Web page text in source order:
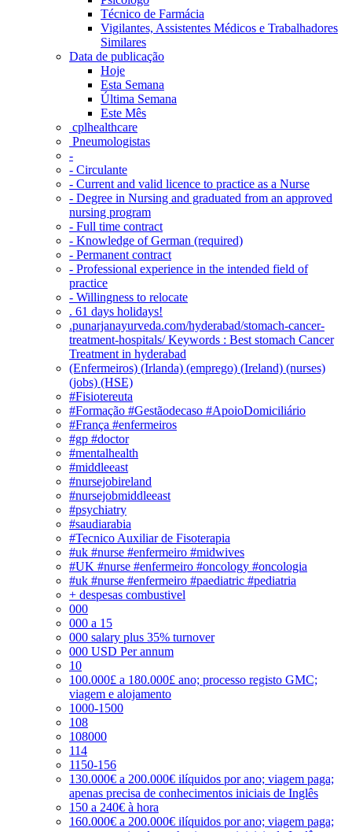
Técnico de Farmácia
Vigilantes, Assistentes Médicos e Trabalhadores
Similares
Data de publicação
Hoje
Esta Semana
Última Semana
Este Mês
‎ cplhealthcare‬
Pneumologistas
-
- Circulante
- Current and valid licence to practice as a Nurse
- Degree in Nursing and graduated from an approved
nursing program
- Full time contract
- Knowledge of German (required)
- Permanent contract
- Professional experience in the intended field of
practice
- Willingness to relocate
. 61 days holidays!
.punarjanayurveda.com/hyderabad/stomach-cancer-
treatment-hospitals/ Keywords : Best stomach Cancer
Treatment in hyderabad
(Enfermeiros) (Irlanda) (emprego) (Ireland) (nurses)
(jobs) (HSE)
#Fisiotereuta
#Formação #Gestãodecaso #ApoioDomiciliário
#França #enfermeiros
#gp #doctor
#mentalhealth
#middleeast
#nursejobireland
#nursejobmiddleeast
#psychiatry
#saudiarabia
#Tecnico Auxiliar de Fisoterapia
#uk #nurse #enfermeiro #midwives
#UK #nurse #enfermeiro #oncology #oncologia
#uk #nurse #enfermeiro #paediatric #pediatria
+ despesas combustivel
000
000 a 15
000 salary plus 35% turnover
000 USD Per annum
10
100.000£ a 180.000£ ano; processo registo GMC;
viagem e alojamento
1000-1500
108
108000
114
1150-156
130.000€ a 200.000€ ilíquidos por ano; viagem paga;
apenas precisa de conhecimentos iniciais de Inglês
150 a 240€ à hora
160.000€ a 200.000€ ilíquidos por ano; viagem paga;